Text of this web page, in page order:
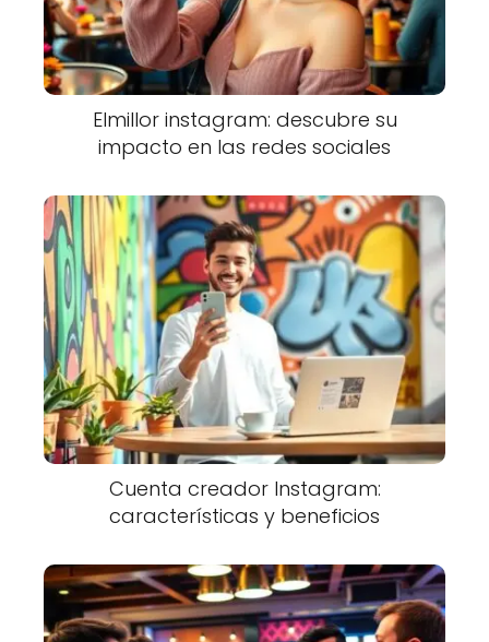
Elmillor instagram: descubre su
impacto en las redes sociales
Cuenta creador Instagram:
características y beneficios